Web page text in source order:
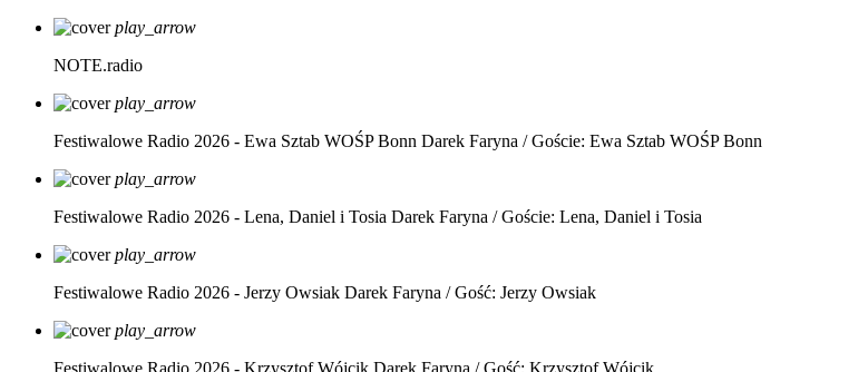
play_arrow
NOTE.radio
play_arrow
Festiwalowe Radio 2026 - Ewa Sztab WOŚP Bonn Darek Faryna / Goście: Ewa Sztab WOŚP Bonn
play_arrow
Festiwalowe Radio 2026 - Lena, Daniel i Tosia Darek Faryna / Goście: Lena, Daniel i Tosia
play_arrow
Festiwalowe Radio 2026 - Jerzy Owsiak Darek Faryna / Gość: Jerzy Owsiak
play_arrow
Festiwalowe Radio 2026 - Krzysztof Wójcik Darek Faryna / Gość: Krzysztof Wójcik